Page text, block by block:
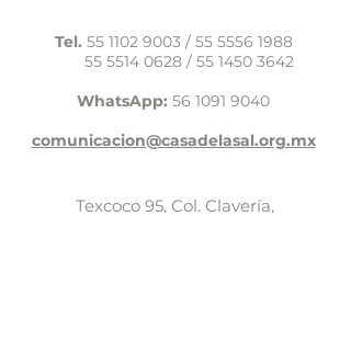
Tel. 55 1102 9003 / 55 5556 1988
55 5514 0628/ 55 1450 3642
WhatsApp: 56 1091 9040
comunicacion@casadelasal.org.mx
Texcoco 95, Col. Clavería,